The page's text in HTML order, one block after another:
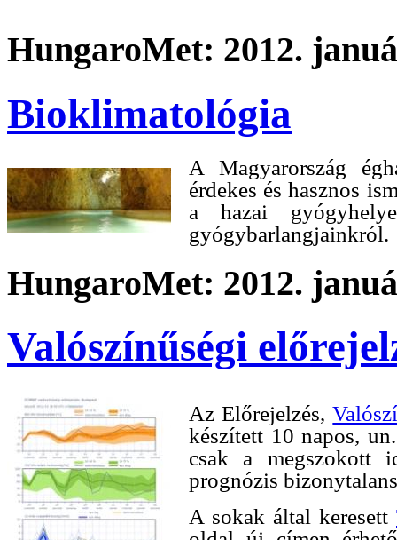
HungaroMet: 2012.
Bioklimatológia
A Magyarország
érdekes és hasznos
a hazai
gyógybarlangjainkról.
HungaroMet: 2012.
Valószínűségi
Az Előrejelzés,
készített 10 napos,
csak a megszokott
prognózis
A sokak által keresett